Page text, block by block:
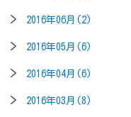
2016年06月(2)
2016年05月(6)
2016年04月(6)
2016年03月(8)